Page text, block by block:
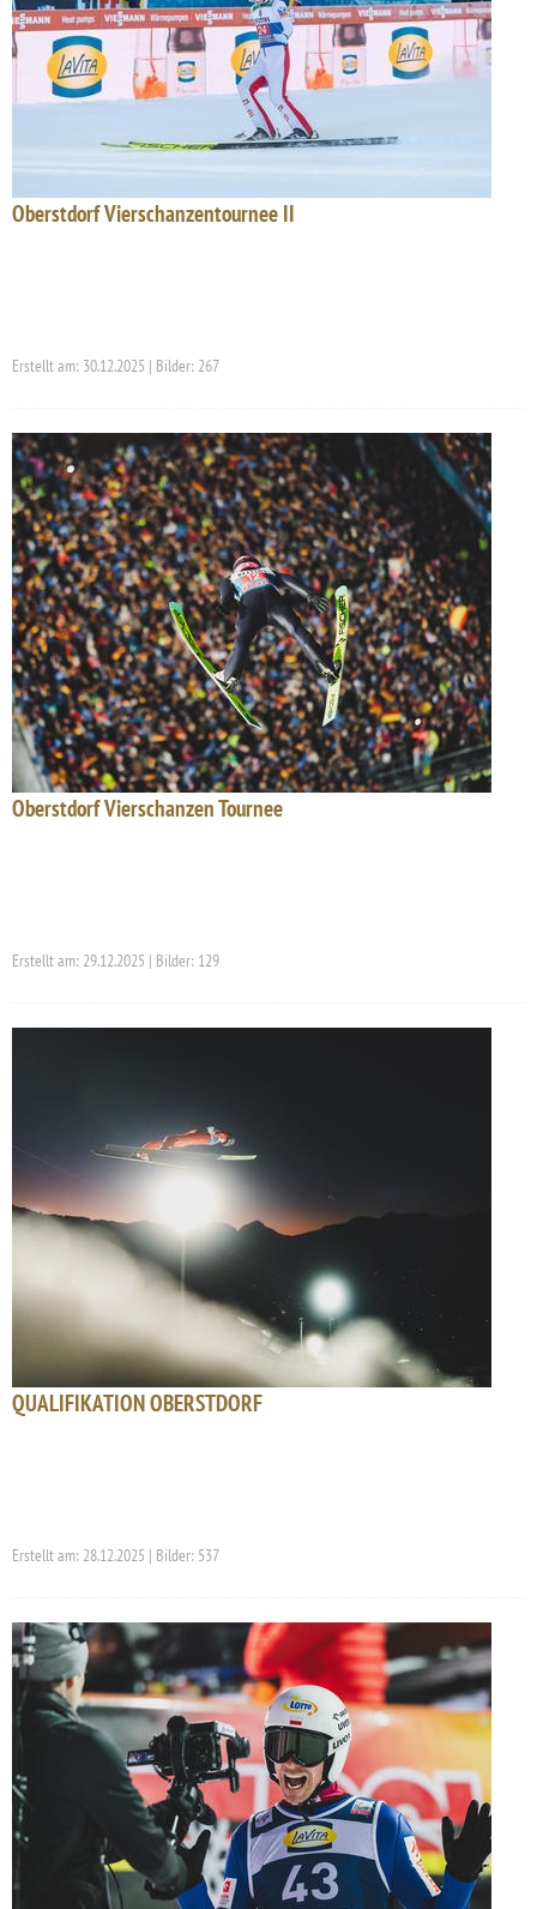
Oberstdorf Vierschanzentournee II
Erstellt am: 30.12.2025 | Bilder: 267
Oberstdorf Vierschanzen Tournee
Erstellt am: 29.12.2025 | Bilder: 129
QUALIFIKATION OBERSTDORF
Erstellt am: 28.12.2025 | Bilder: 537